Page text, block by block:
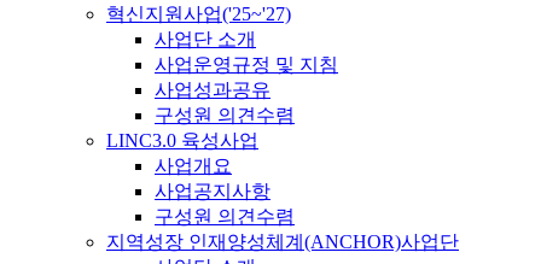
혁신지원사업('25~'27)
사업단 소개
사업운영규정 및 지침
사업성과공유
구성원 의견수렴
LINC3.0 육성사업
사업개요
사업공지사항
구성원 의견수렴
지역성장 인재양성체계(ANCHOR)사업단